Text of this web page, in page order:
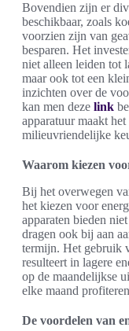
Bovendien zijn er
beschikbaar, zoals
voorzien zijn van
besparen. Het
niet alleen leiden tot
maar ook tot een
inzichten over de
kan men deze link
apparatuur maakt
milieuvriendelijke
Waarom kiezen
Bij het overwegen
het kiezen voor
apparaten bieden
dragen ook bij aan
termijn. Het gebruik
resulteert in lagere
op de maandelijkse
elke maand
De voordelen van